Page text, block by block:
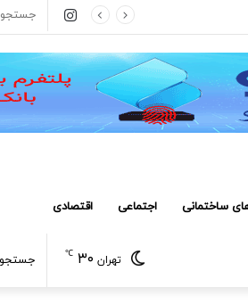
اینستاگرام
ساختمانی اجتماعی اقتصادی
تهران ۳۰ ℃